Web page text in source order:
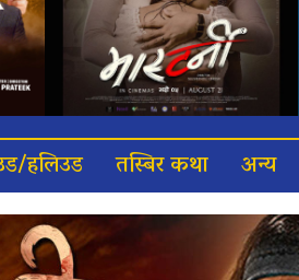
हलिउड तस्बिर कथा अन्य